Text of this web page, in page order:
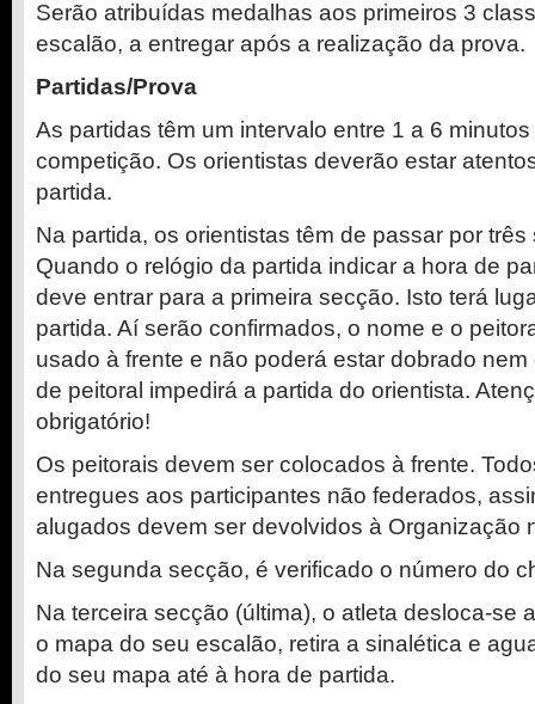
Serão atribuídas medalhas aos primeiros 3
escalão, a entregar após a realização da prova.
Partidas/Prova
As partidas têm um intervalo entre 1 a 6
competição. Os orientistas deverão estar
partida.
Na partida, os orientistas têm de passar por
Quando o relógio da partida indicar a hora de
deve entrar para a primeira secção. Isto terá
partida. Aí serão confirmados, o nome e o
usado à frente e não poderá estar dobrado
de peitoral impedirá a partida do orientista.
obrigatório!
Os peitorais devem ser colocados à frente.
entregues aos participantes não federados,
alugados devem ser devolvidos à Organização
Na segunda secção, é verificado o número do
Na terceira secção (última), o atleta desloca-se
o mapa do seu escalão, retira a sinalética e
do seu mapa até à hora de partida.